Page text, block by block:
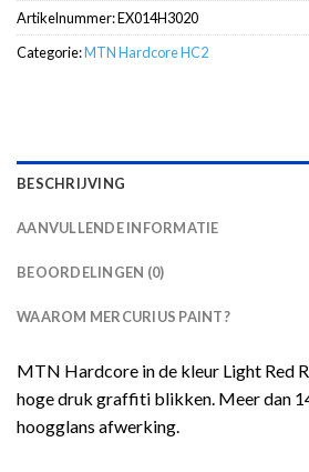
Artikelnummer:EX014H3020
Categorie:MTN Hardcore HC2
BESCHRIJVING
AANVULLENDE INFORMATIE
BEOORDELINGEN (0)
WAAROM MERCURIUS PAINT?
MTN Hardcore in de kleur Light Red
hoge druk graffiti blikken. Meer dan
hoogglans afwerking.